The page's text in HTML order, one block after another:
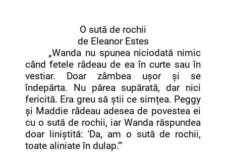
O sută de rochii
de Eleanor Estes
„Wanda nu spunea niciodată nimic
când fetele râdeau de ea în curte sau în
vestiar. Doar zâmbea ușor și se
îndepărta. Nu părea supărată, dar nici
fericită. Era greu să știi ce simțea. Peggy
și Maddie râdeau adesea de povestea ei
cu o sută de rochii, iar Wanda răspundea
doar liniștită: 'Da, am o sută de rochii,
toate aliniate în dulap.'”